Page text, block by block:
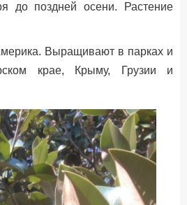
до поздней осени. Растение
Выращивают в парках и
крае, Крыму, Грузии и